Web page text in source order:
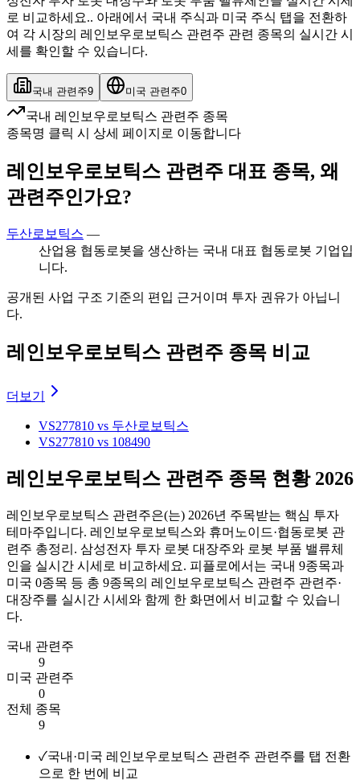
로 비교하세요.. 아래에서 국내 주식과 미국 주식 탭을 전환하
여 각 시장의 레인보우로보틱스 관련주 관련 종목의 실시간 시
세를 확인할 수 있습니다.
국내 관련주9 미국 관련주0
국내 레인보우로보틱스 관련주 종목
종목명 클릭 시 상세 페이지로 이동합니다
레인보우로보틱스 관련주 대표 종목, 왜
관련주인가요?
두산로보틱스 —
산업용 협동로봇을 생산하는 국내 대표 협동로봇 기업입
니다.
공개된 사업 구조 기준의 편입 근거이며 투자 권유가 아닙니
다.
레인보우로보틱스 관련주 종목 비교
더보기
VS277810 vs 두산로보틱스
VS277810 vs 108490
레인보우로보틱스 관련주 종목 현황 2026
레인보우로보틱스 관련주은(는) 2026년 주목받는 핵심 투자
테마주입니다. 레인보우로보틱스와 휴머노이드·협동로봇 관
련주 총정리. 삼성전자 투자 로봇 대장주와 로봇 부품 밸류체
인을 실시간 시세로 비교하세요. 피플로에서는 국내 9종목과
미국 0종목 등 총 9종목의 레인보우로보틱스 관련주 관련주·
대장주를 실시간 시세와 함께 한 화면에서 비교할 수 있습니
다.
국내 관련주
9
미국 관련주
0
전체 종목
9
✓국내·미국 레인보우로보틱스 관련주 관련주를 탭 전환
으로 한 번에 비교